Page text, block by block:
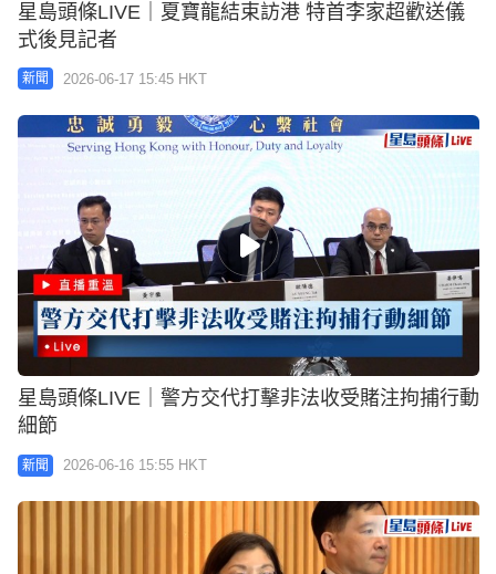
星島頭條LIVE｜夏寶龍結束訪港 特首李家超歡送儀
式後見記者
新聞 2026-06-17 15:45 HKT
星島頭條LIVE｜警方交代打擊非法收受賭注拘捕行動
細節
新聞 2026-06-16 15:55 HKT